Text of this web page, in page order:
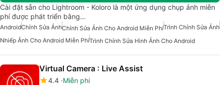
Cài đặt sẵn cho Lightroom - Koloro là một ứng dụng chụp ảnh miễn
phí được phát triển bằng…
AndroidChỉnh Sửa ẢnhChỉnh Sửa Ảnh Cho Android Miễn PhíTrình Chỉnh Sửa Ảnh
Nhiếp Ảnh Cho Android Miễn PhíTrình Chỉnh Sửa Hình Ảnh Cho Android
Virtual Camera : Live Assist
4.4 Miễn phí